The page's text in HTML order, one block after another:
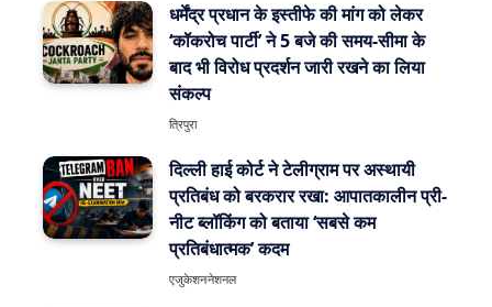
धर्मेंद्र प्रधान के इस्तीफे की मांग को लेकर
‘कॉकरोच पार्टी’ ने 5 बजे की समय-सीमा के
बाद भी विरोध प्रदर्शन जारी रखने का लिया
संकल्प
त्रिपुरा
दिल्ली हाई कोर्ट ने टेलीग्राम पर अस्थायी
प्रतिबंध को बरकरार रखा: आपातकालीन प्री-
नीट ब्लॉकिंग को बताया ‘सबसे कम
प्रतिबंधात्मक’ कदम
एजुकेशननेशनल